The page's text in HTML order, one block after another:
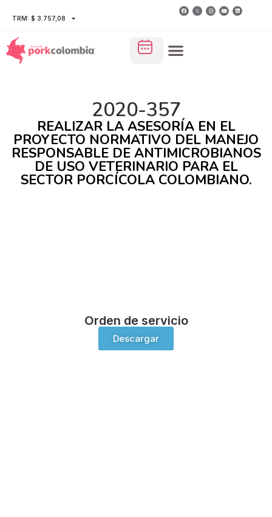
TRM: $ 3.757,08
2020-357
REALIZAR LA ASESORÍA EN EL
PROYECTO NORMATIVO DEL MANEJO
RESPONSABLE DE ANTIMICROBIANOS
DE USO VETERINARIO PARA EL
SECTOR PORCÍCOLA COLOMBIANO.
Orden de servicio
Descargar